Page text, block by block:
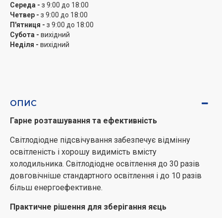
Середа - з 9:00 до 18:00
Четвер - з 9:00 до 18:00
П'ятниця - з 9:00 до 18:00
Субота - вихідний
Неділя - вихідний
ОПИС
Гарне розташування та ефективність
Світлодіодне підсвічування забезпечує відмінну
освітленість і хорошу видимість вмісту
холодильника. Світлодіодне освітлення до 30 разів
довговічніше стандартного освітлення і до 10 разів
більш енергоефективне.
Практичне рішення для зберігання яєць